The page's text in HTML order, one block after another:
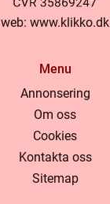
web: www.klikko.dk
Menu
Annonsering
Om oss
Cookies
Kontakta oss
Sitemap